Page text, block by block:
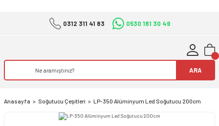
0312 311 41 83 0530 181 30 49
ARA
Anasayfa Soğutucu Çeşitleri LP-350 Alüminyum Led Soğutucu 200cm